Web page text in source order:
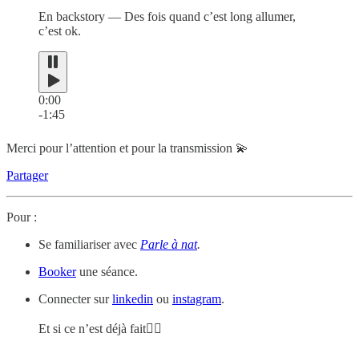
En backstory — Des fois quand c’est long allumer,
c’est ok.
0:00
-1:45
Merci pour l’attention et pour la transmission 💫
Partager
Pour :
Se familiariser avec Parle à nat.
Bookerune séance.
Connecter surlinkedin ou instagram.
Et si ce n’est déjà fait👇🏼